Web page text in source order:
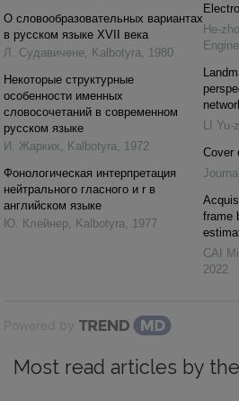
О словообразовательных вариантах
в русском языке XVII века
Л. Cудавичене, Kalbotyra, 1980
Некоторые структурные
особенности именных
словосочетаний в современном
русском языке
И. Жарких, Kalbotyra, 1972
Фонологическая интерпретация
нейтрального гласного и r в
английском языке
Ю. Клейнер, Kalbotyra, 1977
He-
LI Yu-
Cover
frame
CAI
2022
Powered by
Most read articles by